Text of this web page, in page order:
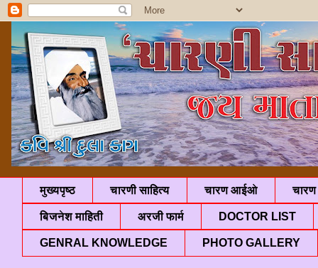
मुख्यपृष्ठ चारणी साहित्य चारण आईओ चारण
बिजनेश माहिती अरजी फार्म DOCTOR LIST
GENRAL KNOWLEDGE PHOTO GALLERY